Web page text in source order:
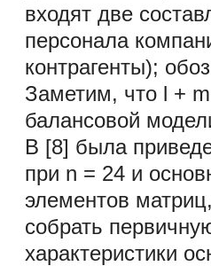
входят две
персонала
контрагенты);
Заметим, что l + m
балансовой
В [8] была
при n = 24 и
элементов
собрать
характеристики